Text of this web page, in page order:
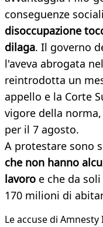
conseguenze
disoccupazione
dilaga. Il governo
l'aveva abrogata
reintrodotta un
appello e la Corte
vigore della
per il 7 agosto.
A protestare sono
che non hanno
lavoro e che da
170 milioni di
Le accuse di